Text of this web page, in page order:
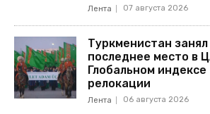
Лента 07 августа 2026
Туркменистан занял
последнее место в
Глобальном индексе
релокации
Лента 06 августа 2026